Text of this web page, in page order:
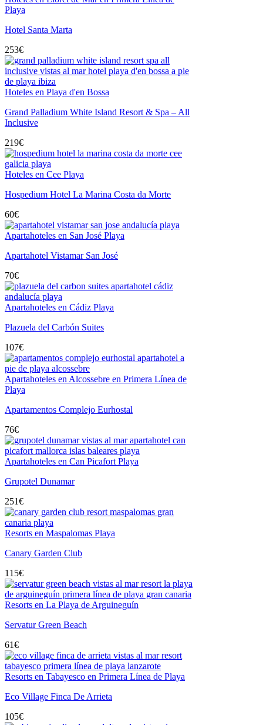
Playa
Hotel Santa Marta
253€
Hoteles en Playa d'en Bossa
Grand Palladium White Island Resort & Spa – All
Inclusive
219€
Hoteles en Cee Playa
Hospedium Hotel La Marina Costa da Morte
60€
Apartahoteles en San José Playa
Apartahotel Vistamar San José
70€
Apartahoteles en Cádiz Playa
Plazuela del Carbón Suites
107€
Apartahoteles en Alcossebre en Primera Línea de
Playa
Apartamentos Complejo Eurhostal
76€
Apartahoteles en Can Picafort Playa
Grupotel Dunamar
251€
Resorts en Maspalomas Playa
Canary Garden Club
115€
Resorts en La Playa de Arguineguín
Servatur Green Beach
61€
Resorts en Tabayesco en Primera Línea de Playa
Eco Village Finca De Arrieta
105€